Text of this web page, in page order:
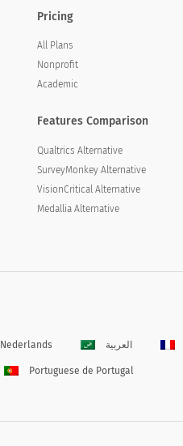
Pricing
All Plans
Nonprofit
Academic
Features Comparison
Qualtrics Alternative
SurveyMonkey Alternative
VisionCritical Alternative
Medallia Alternative
Nederlands العربية
Portuguese de Portugal